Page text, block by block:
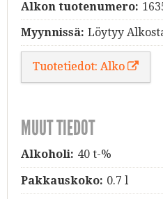
Alkon tuotenumero:
Myynnissä: Löytyy
Tuotetiedot: Alko
MUUT TIEDOT
Alkoholi: 40 t-%
Pakkauskoko: 0.7 l